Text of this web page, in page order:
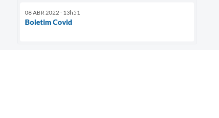
08 ABR 2022 - 13h51
Boletim Covid